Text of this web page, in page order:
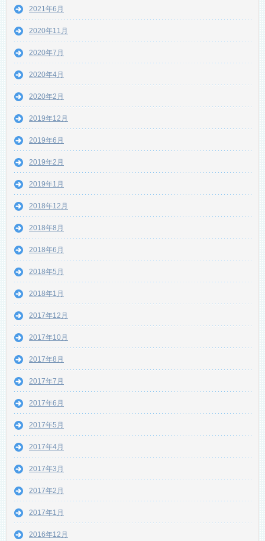
2021年6月
2020年11月
2020年7月
2020年4月
2020年2月
2019年12月
2019年6月
2019年2月
2019年1月
2018年12月
2018年8月
2018年6月
2018年5月
2018年1月
2017年12月
2017年10月
2017年8月
2017年7月
2017年6月
2017年5月
2017年4月
2017年3月
2017年2月
2017年1月
2016年12月